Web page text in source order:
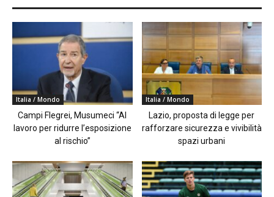
Italia / Mondo
Campi Flegrei, Musumeci “Al
lavoro per ridurre l’esposizione
al rischio”
Italia / Mondo
Lazio, proposta di legge per
rafforzare sicurezza e vivibilità
spazi urbani